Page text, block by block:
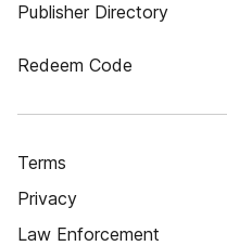
Publisher Directory
Redeem Code
Terms
Privacy
Law Enforcement